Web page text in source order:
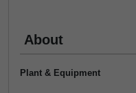
About
Plant & Equipment